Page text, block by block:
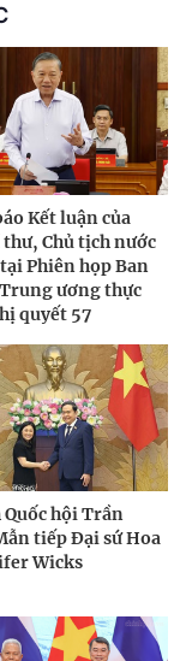
Kết luận của
Chủ tịch nước
Phiên họp Ban
ương thực
quyết 57
Quốc hội Trần
tiếp Đại sứ Hoa
Wicks